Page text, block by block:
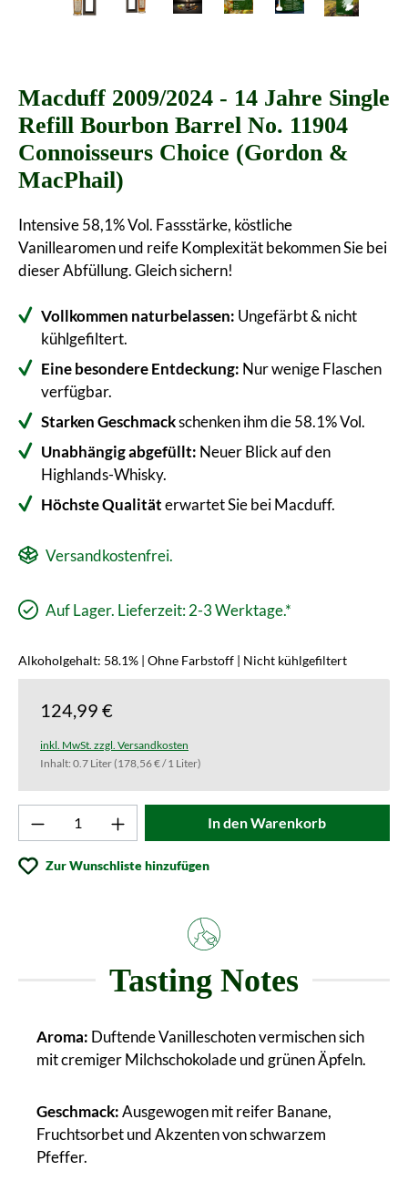
Macduff 2009/2024 - 14 Jahre Single
Refill Bourbon Barrel No. 11904
Connoisseurs Choice (Gordon &
MacPhail)
Intensive 58,1% Vol. Fassstärke, köstliche
Vanillearomen und reife Komplexität bekommen Sie bei
dieser Abfüllung. Gleich sichern!
Vollkommen naturbelassen: Ungefärbt & nicht
kühlgefiltert.
Eine besondere Entdeckung: Nur wenige Flaschen
verfügbar.
Starken Geschmackschenken ihm die 58.1% Vol.
Unabhängig abgefüllt: Neuer Blick auf den
Highlands-Whisky.
Höchste Qualitäterwartet Sie bei Macduff.
Versandkostenfrei.
Auf Lager. Lieferzeit: 2-3 Werktage.*
Alkoholgehalt: 58.1% | Ohne Farbstoff | Nicht kühlgefiltert
124,99 €
inkl. MwSt. zzgl. Versandkosten
Inhalt: 0.7 Liter(178,56 € / 1 Liter)
Produkt Anzahl: Gib den gewünschten
In den Warenkorb
Zur Wunschliste hinzufügen
Tasting Notes
Aroma: Duftende Vanilleschoten vermischen sich
mit cremiger Milchschokolade und grünen Äpfeln.
Geschmack:Ausgewogen mit reifer Banane,
Fruchtsorbet und Akzenten von schwarzem
Pfeffer.